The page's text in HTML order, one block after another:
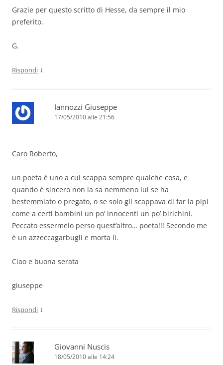
Grazie per questo scritto di Hesse, da sempre il mio
preferito.
G.
Rispondi ↓
Iannozzi Giuseppe
17/05/2010 alle 21:56
Caro Roberto,
un poeta è uno a cui scappa sempre qualche cosa, e
quando è sincero non la sa nemmeno lui se ha
bestemmiato o pregato, o se solo gli scappava di far la pipì
come a certi bambini un po’ innocenti un po’ birichini.
Peccato essermelo perso quest’altro… poeta!!! Secondo me
è un azzeccagarbugli e morta lì.
Ciao e buona serata
giuseppe
Rispondi ↓
Giovanni Nuscis
18/05/2010 alle 14:24